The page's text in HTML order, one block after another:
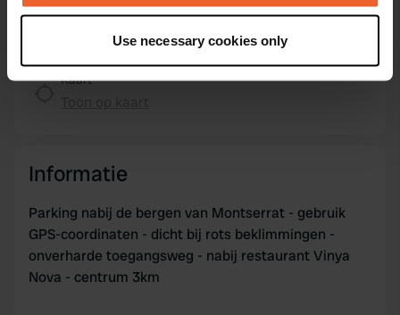
Collect information about your geographical location
which can be accurate to within several meters
provide social media features and to analyse our traffic.
We also share information about your use of our site with
our social media, advertising and analytics partners who
Use necessary cookies only
Upgrade naarPRO+ PRO+
Kaart
Informatie
Parking nabij de bergen van Montserrat - gebruik
GPS-coordinaten - dicht bij rots beklimmingen -
onverharde toegangsweg - nabij restaurant Vinya
Nova - centrum 3km